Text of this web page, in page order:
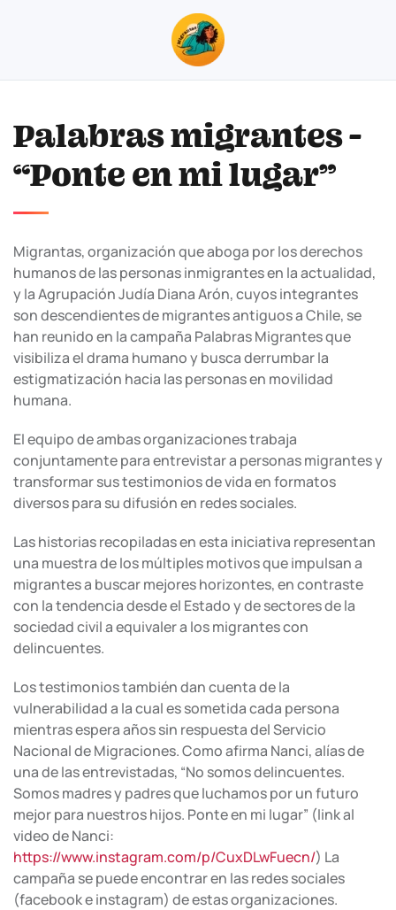
Skip to main content
Palabras migrantes -
“Ponte en mi lugar”
Migrantas, organización que aboga por los derechos
humanos de las personas inmigrantes en la actualidad,
y la Agrupación Judía Diana Arón, cuyos integrantes
son descendientes de migrantes antiguos a Chile, se
han reunido en la campaña Palabras Migrantes que
visibiliza el drama humano y busca derrumbar la
estigmatización hacia las personas en movilidad
humana.
El equipo de ambas organizaciones trabaja
conjuntamente para entrevistar a personas migrantes y
transformar sus testimonios de vida en formatos
diversos para su difusión en redes sociales.
Las historias recopiladas en esta iniciativa representan
una muestra de los múltiples motivos que impulsan a
migrantes a buscar mejores horizontes, en contraste
con la tendencia desde el Estado y de sectores de la
sociedad civil a equivaler a los migrantes con
delincuentes.
Los testimonios también dan cuenta de la
vulnerabilidad a la cual es sometida cada persona
mientras espera años sin respuesta del Servicio
Nacional de Migraciones. Como afirma Nanci, alías de
una de las entrevistadas, “No somos delincuentes.
Somos madres y padres que luchamos por un futuro
mejor para nuestros hijos. Ponte en mi lugar” (link al
video de Nanci:
https://www.instagram.com/p/CuxDLwFuecn/) La
campaña se puede encontrar en las redes sociales
(facebook e instagram) de estas organizaciones.